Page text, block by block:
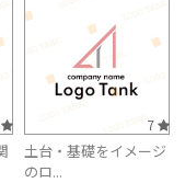
7
土台・基礎をイメージ
のロ...